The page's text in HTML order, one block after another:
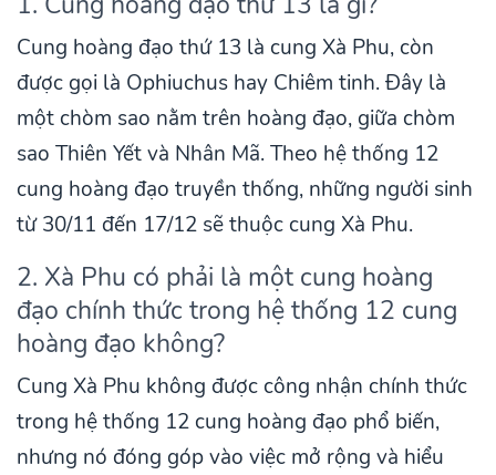
Cung hoàng đạo thứ 13 là cung Xà Phu, còn
được gọi là Ophiuchus hay Chiêm tinh. Đây là
một chòm sao nằm trên hoàng đạo, giữa chòm
sao Thiên Yết và Nhân Mã. Theo hệ thống 12
cung hoàng đạo truyền thống, những người sinh
từ 30/11 đến 17/12 sẽ thuộc cung Xà Phu.
2. Xà Phu có phải là một cung hoàng
đạo chính thức trong hệ thống 12 cung
hoàng đạo không?
Cung Xà Phu không được công nhận chính thức
trong hệ thống 12 cung hoàng đạo phổ biến,
nhưng nó đóng góp vào việc mở rộng và hiểu